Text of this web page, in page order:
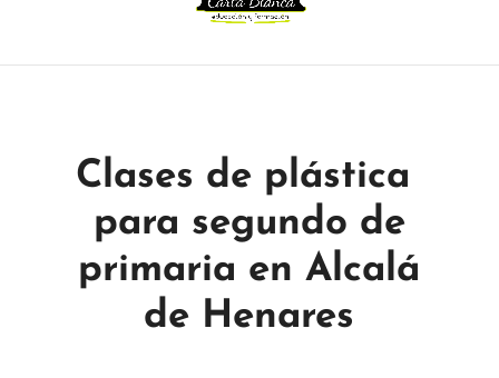
Clases de plástica
para segundo de
primaria en Alcalá
de Henares